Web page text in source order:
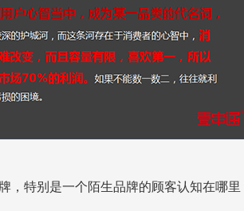
特别是一个陌生品牌的顾客认知在哪里